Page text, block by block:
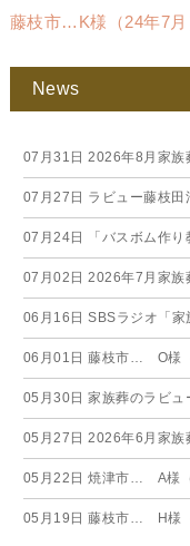
藤枝市…K様（24年7月
News
07月31日 2026年8月家族
07月27日 ラビュー藤枝田
07月24日 「バスボム作
07月02日 2026年7月家族
06月16日 SBSラジオ「家族葬のラビュ
06月01日 藤枝市… O様（
05月30日 家族葬のラビュ
05月27日 2026年6月家族
05月22日 焼津市… A様（
05月19日 藤枝市… H様（